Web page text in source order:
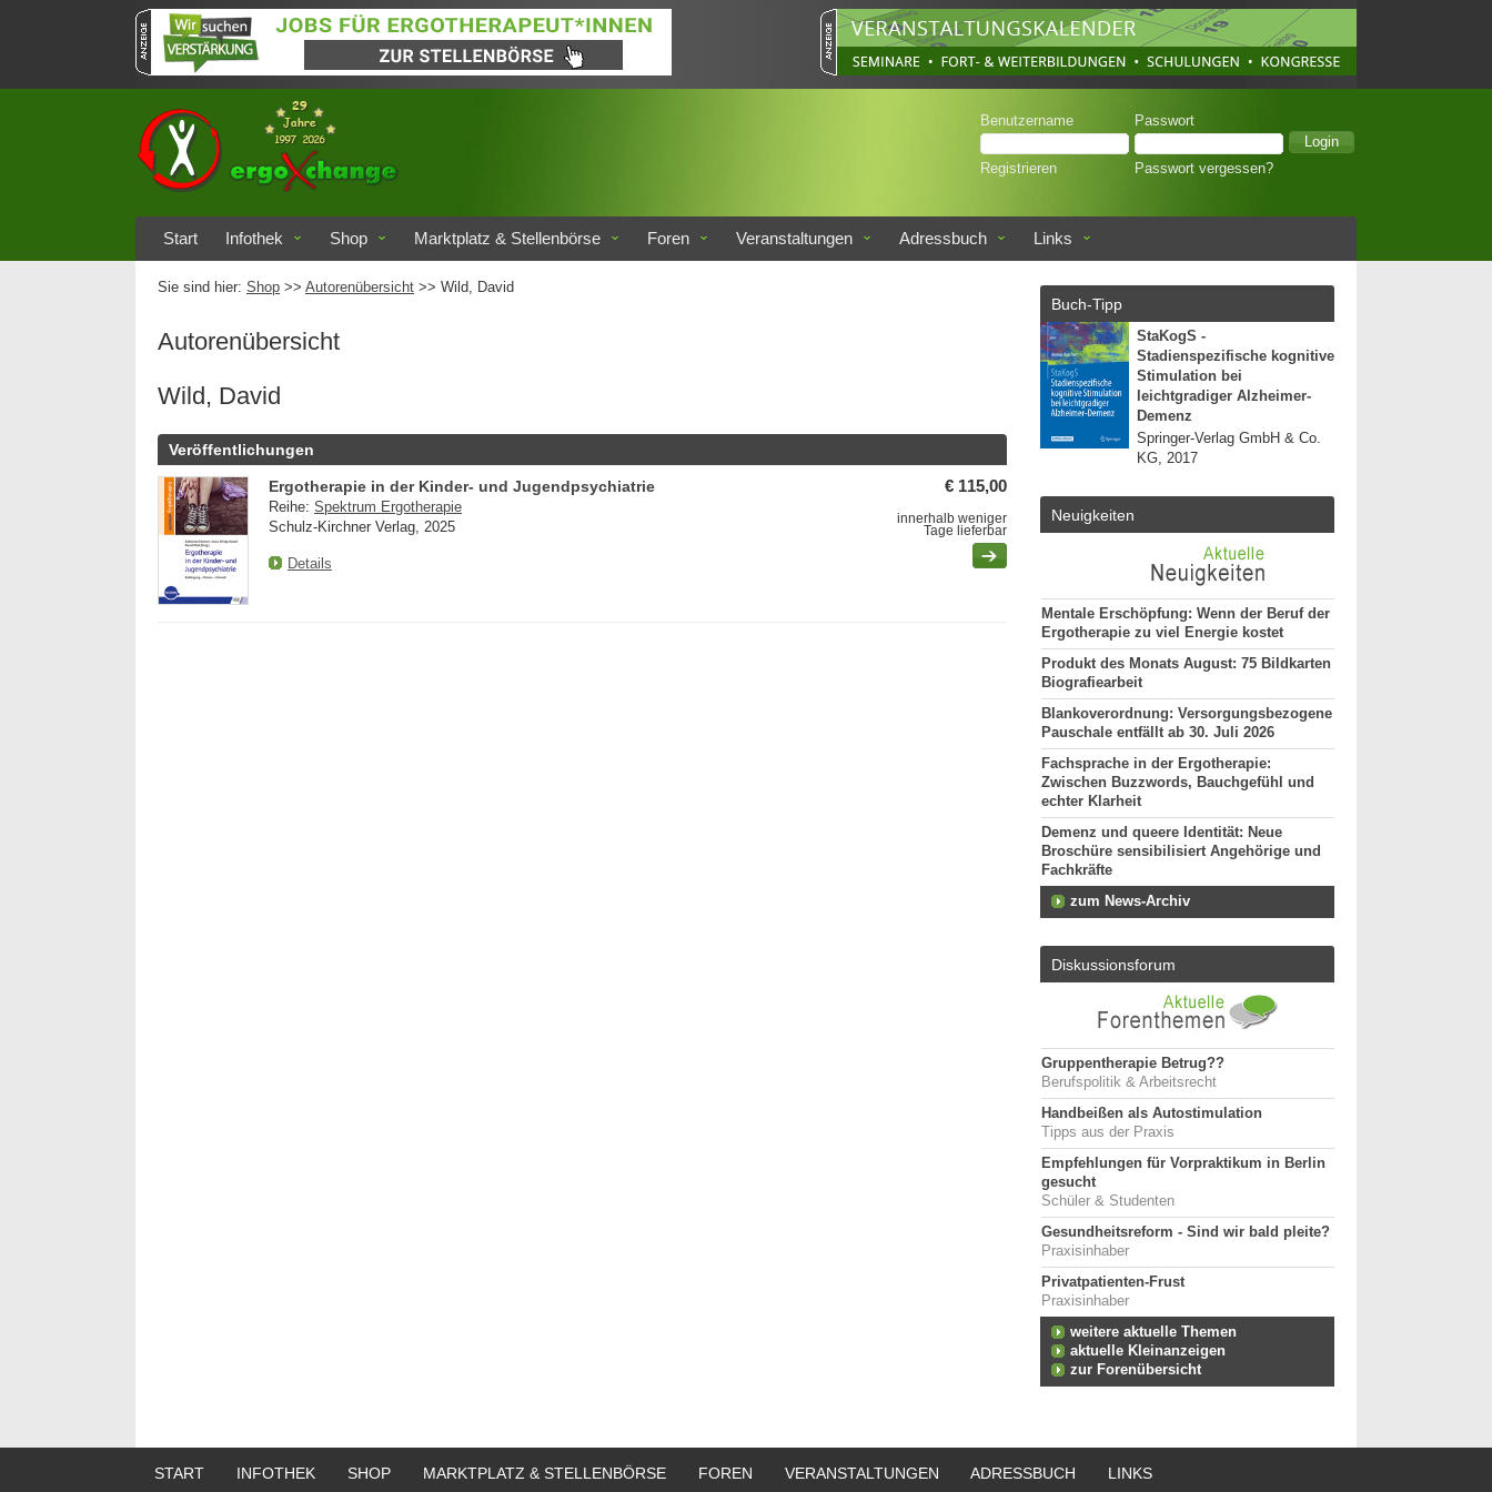
Benutzername Passwort
Registrieren Passwort vergessen?
Start Infothek Shop Marktplatz & Stellenbörse Foren Veranstaltungen Adressbuch Links
Sie sind hier: Shop >> Autorenübersicht >> Wild, David
Autorenübersicht
Wild, David
Veröffentlichungen
Ergotherapie in der Kinder- und Jugendpsychiatrie
Reihe: Spektrum Ergotherapie
Schulz-Kirchner Verlag, 2025
Details
€ 115,00
innerhalb weniger
Tage lieferbar
Buch-Tipp
StaKogS -
Stadienspezifische kognitive
Stimulation bei
leichtgradiger Alzheimer-
Demenz
Springer-Verlag GmbH & Co.
KG, 2017
Neuigkeiten
Mentale Erschöpfung: Wenn der Beruf der
Ergotherapie zu viel Energie kostet
Produkt des Monats August: 75 Bildkarten
Biografiearbeit
Blankoverordnung: Versorgungsbezogene
Pauschale entfällt ab 30. Juli 2026
Fachsprache in der Ergotherapie:
Zwischen Buzzwords, Bauchgefühl und
echter Klarheit
Demenz und queere Identität: Neue
Broschüre sensibilisiert Angehörige und
Fachkräfte
zum News-Archiv
Diskussionsforum
Gruppentherapie Betrug??
Berufspolitik & Arbeitsrecht
Handbeißen als Autostimulation
Tipps aus der Praxis
Empfehlungen für Vorpraktikum in Berlin
gesucht
Schüler & Studenten
Gesundheitsreform - Sind wir bald pleite?
Praxisinhaber
Privatpatienten-Frust
Praxisinhaber
weitere aktuelle Themen
aktuelle Kleinanzeigen
zur Forenübersicht
START INFOTHEK SHOP MARKTPLATZ & STELLENBÖRSE FOREN VERANSTALTUNGEN ADRESSBUCH LINKS